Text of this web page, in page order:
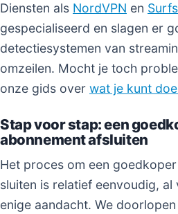
Diensten als NordVPN en
gespecialiseerd en slagen er
detectiesystemen van
omzeilen. Mocht je toch
onze gids over wat je kunt
Stap voor stap: een
abonnement afsluiten
Het proces om een
sluiten is relatief eenvoudig,
enige aandacht. We